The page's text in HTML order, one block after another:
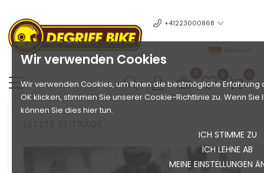
Wir verwenden Cookies
Wir verwenden Cookies, um Ihnen die bestmögliche
OK klicken, stimmen Sie unserer Cookie-Richtlinie zu. Wenn
können Sie dies hier tun.
ICH STIMME ZU
ICH LEHNE AB
MEINE EINSTELLUNGEN
+41223000868